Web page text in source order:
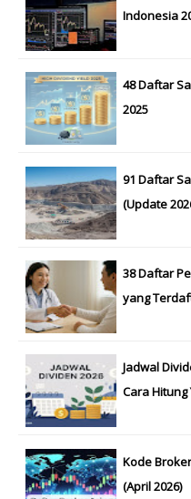
Indonesia
48 Daftar
2025
91 Daftar
(Update
38 Daftar
yang
Jadwal
Cara Hitung
Kode
(April 2026)